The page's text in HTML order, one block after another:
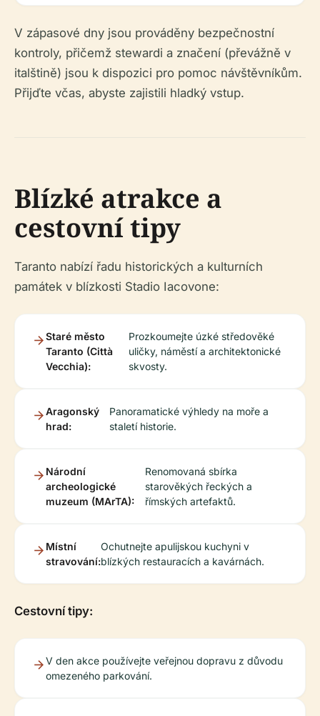
V zápasové dny jsou prováděny bezpečnostní
kontroly, přičemž stewardi a značení (převážně v
italštině) jsou k dispozici pro pomoc návštěvníkům.
Přijďte včas, abyste zajistili hladký vstup.
Blízké atrakce a
cestovní tipy
Taranto nabízí řadu historických a kulturních
památek v blízkosti Stadio Iacovone:
Staré město
Taranto (Città
Vecchia):
Prozkoumejte úzké středověké
uličky, náměstí a architektonické
skvosty.
Aragonský
hrad:
Panoramatické výhledy na moře a
staletí historie.
Národní
archeologické
muzeum (MArTA):
Renomovaná sbírka
starověkých řeckých a
římských artefaktů.
Místní
stravování:
Ochutnejte apulijskou kuchyni v
blízkých restauracích a kavárnách.
Cestovní tipy:
V den akce používejte veřejnou dopravu z důvodu
omezeného parkování.